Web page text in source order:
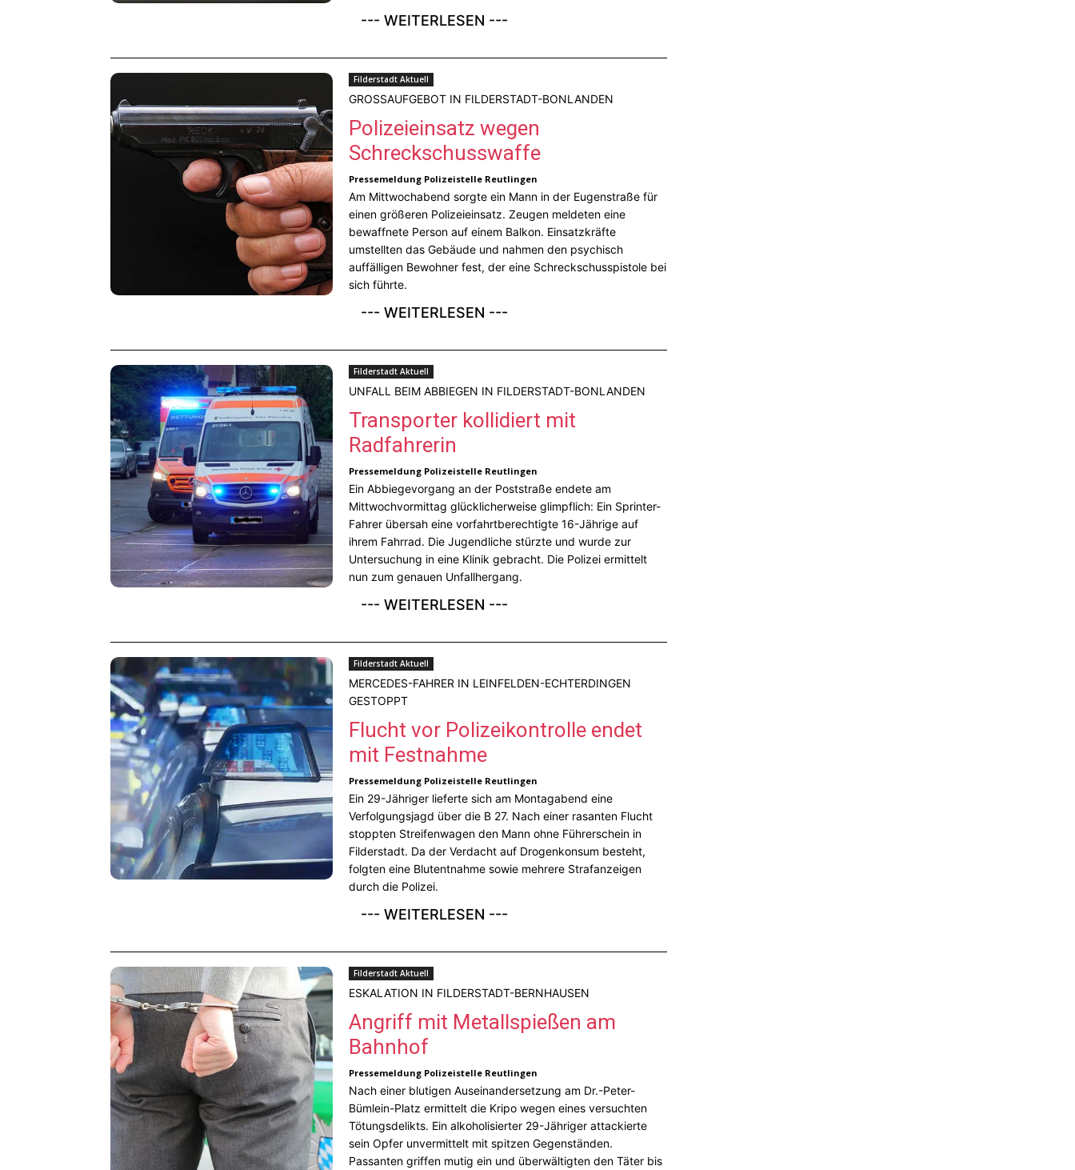
--- WEITERLESEN ---
Filderstadt Aktuell
GROSSAUFGEBOT IN FILDERSTADT-BONLANDEN
Polizeieinsatz wegen
Schreckschusswaffe
Pressemeldung Polizeistelle Reutlingen
Am Mittwochabend sorgte ein Mann in der Eugenstraße für
einen größeren Polizeieinsatz. Zeugen meldeten eine
bewaffnete Person auf einem Balkon. Einsatzkräfte
umstellten das Gebäude und nahmen den psychisch
auffälligen Bewohner fest, der eine Schreckschusspistole bei
sich führte.
--- WEITERLESEN ---
Filderstadt Aktuell
UNFALL BEIM ABBIEGEN IN FILDERSTADT-BONLANDEN
Transporter kollidiert mit
Radfahrerin
Pressemeldung Polizeistelle Reutlingen
Ein Abbiegevorgang an der Poststraße endete am
Mittwochvormittag glücklicherweise glimpflich: Ein Sprinter-
Fahrer übersah eine vorfahrtberechtigte 16-Jährige auf
ihrem Fahrrad. Die Jugendliche stürzte und wurde zur
Untersuchung in eine Klinik gebracht. Die Polizei ermittelt
nun zum genauen Unfallhergang.
--- WEITERLESEN ---
Filderstadt Aktuell
MERCEDES-FAHRER IN LEINFELDEN-ECHTERDINGEN
GESTOPPT
Flucht vor Polizeikontrolle endet
mit Festnahme
Pressemeldung Polizeistelle Reutlingen
Ein 29-Jähriger lieferte sich am Montagabend eine
Verfolgungsjagd über die B 27. Nach einer rasanten Flucht
stoppten Streifenwagen den Mann ohne Führerschein in
Filderstadt. Da der Verdacht auf Drogenkonsum besteht,
folgten eine Blutentnahme sowie mehrere Strafanzeigen
durch die Polizei.
--- WEITERLESEN ---
Filderstadt Aktuell
ESKALATION IN FILDERSTADT-BERNHAUSEN
Angriff mit Metallspießen am
Bahnhof
Pressemeldung Polizeistelle Reutlingen
Nach einer blutigen Auseinandersetzung am Dr.-Peter-
Bümlein-Platz ermittelt die Kripo wegen eines versuchten
Tötungsdelikts. Ein alkoholisierter 29-Jähriger attackierte
sein Opfer unvermittelt mit spitzen Gegenständen.
Passanten griffen mutig ein und überwältigten den Täter bis